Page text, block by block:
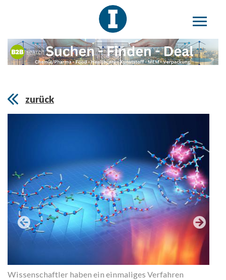
zurück
Wissenschaftler haben ein einmaliges Verfahren